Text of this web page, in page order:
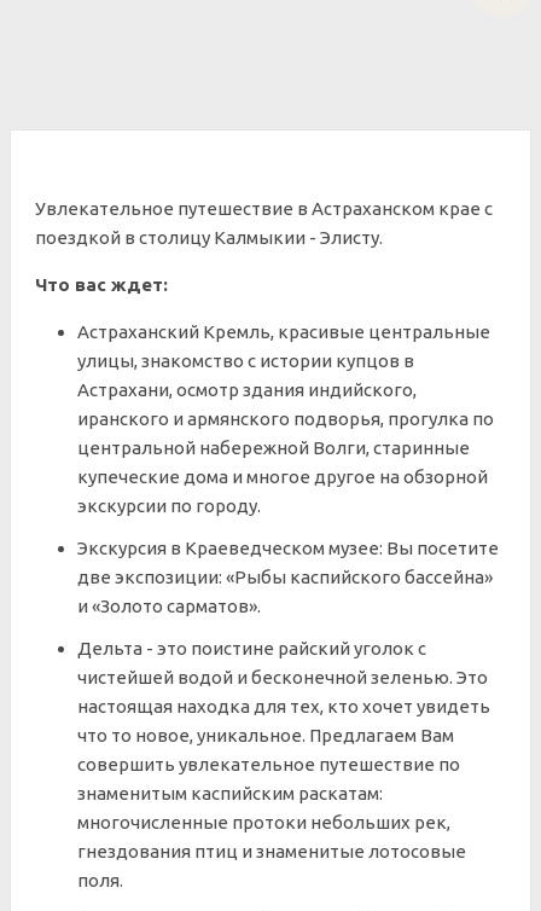
Увлекательное путешествие в Астраханском крае с
поездкой в столицу Калмыкии - Элисту.
Что вас ждет:
Астраханский Кремль, красивые центральные
улицы, знакомство с истории купцов в
Астрахани, осмотр здания индийского,
иранского и армянского подворья, прогулка по
центральной набережной Волги, старинные
купеческие дома и многое другое на обзорной
экскурсии по городу.
Экскурсия в Краеведческом музее: Вы посетите
две экспозиции: «Рыбы каспийского бассейна»
и «Золото сарматов».
Дельта - это поистине райский уголок с
чистейшей водой и бесконечной зеленью. Это
настоящая находка для тех, кто хочет увидеть
что то новое, уникальное. Предлагаем Вам
совершить увлекательное путешествие по
знаменитым каспийским раскатам:
многочисленные протоки небольших рек,
гнездования птиц и знаменитые лотосовые
поля.